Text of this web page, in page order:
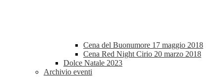
Cena del Buonumore 17 maggio 2018
Cena Red Night Cirio 20 marzo 2018
Dolce Natale 2023
Archivio eventi